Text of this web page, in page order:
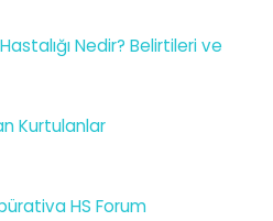
Nedir? Belirtileri ve
Kurtulanlar
HS Forum